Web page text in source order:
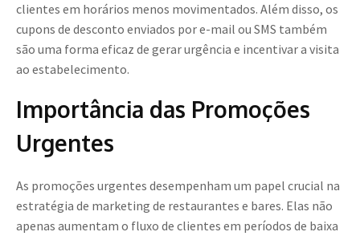
clientes em horários menos movimentados. Além disso, os
cupons de desconto enviados por e-mail ou SMS também
são uma forma eficaz de gerar urgência e incentivar a visita
ao estabelecimento.
Importância das Promoções
Urgentes
As promoções urgentes desempenham um papel crucial na
estratégia de marketing de restaurantes e bares. Elas não
apenas aumentam o fluxo de clientes em períodos de baixa